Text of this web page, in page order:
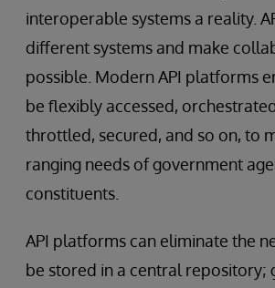
interoperable systems a reality.
different systems and make
possible. Modern API platforms
be flexibly accessed,
throttled, secured, and so on, to
ranging needs of government
constituents.
API platforms can eliminate the
be stored in a central repository;